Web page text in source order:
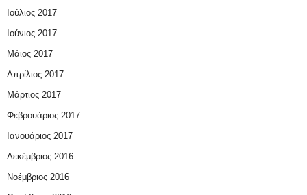
Ιούλιος 2017
Ιούνιος 2017
Μάιος 2017
Απρίλιος 2017
Μάρτιος 2017
Φεβρουάριος 2017
Ιανουάριος 2017
Δεκέμβριος 2016
Νοέμβριος 2016